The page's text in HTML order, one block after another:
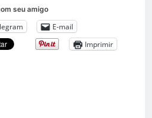
seu amigo
E-mail
Imprimir